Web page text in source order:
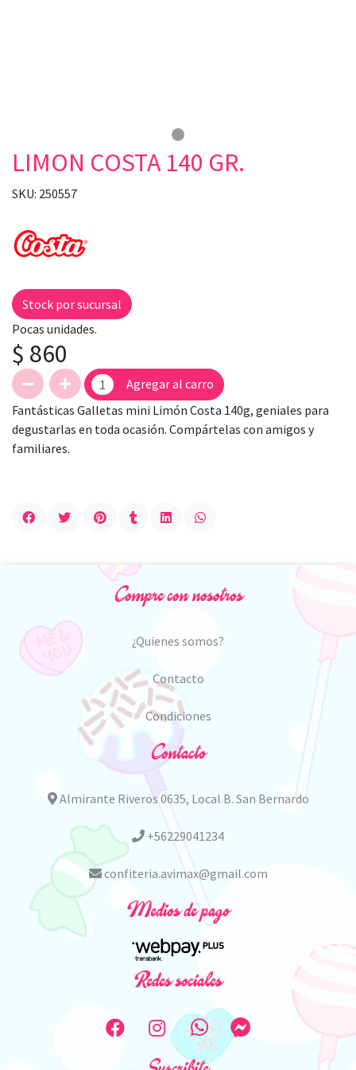
LIMON COSTA 140 GR.
SKU: 250557
Stock por sucursal
Pocas unidades.
$ 860
Agregar al carro
Fantásticas Galletas mini Limón Costa 140g, geniales para
degustarlas en toda ocasión. Compártelas con amigos y
familiares.
Compre con nosotros
¿Quienes somos?
Contacto
Condiciones
Contacto
Almirante Riveros 0635, Local B. San Bernardo
+56229041234
confiteria.avimax@gmail.com
Medios de pago
Redes sociales